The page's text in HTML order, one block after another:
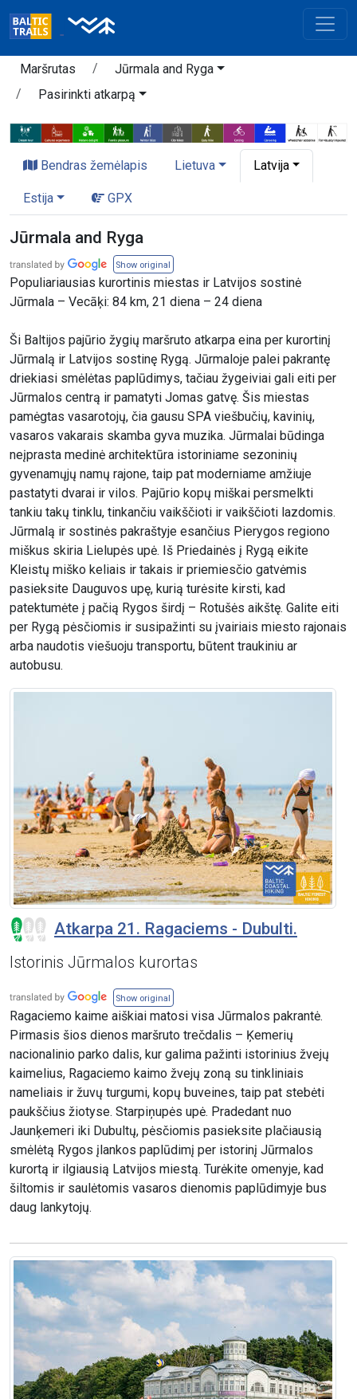
Maršrutas
Jūrmala and Ryga
Pasirinkti atkarpą
Bendras žemėlapis Lietuva Latvija
Estija GPX
Jūrmala and Ryga
Show original
Populiariausias kurortinis miestas ir Latvijos sostinė
Jūrmala – Vecāķi: 84 km, 21 diena – 24 diena
Ši Baltijos pajūrio žygių maršruto atkarpa eina per kurortinį
Jūrmalą ir Latvijos sostinę Rygą. Jūrmaloje palei pakrantę
driekiasi smėlėtas paplūdimys, tačiau žygeiviai gali eiti per
Jūrmalos centrą ir pamatyti Jomas gatvę. Šis miestas
pamėgtas vasarotojų, čia gausu SPA viešbučių, kavinių,
vasaros vakarais skamba gyva muzika. Jūrmalai būdinga
neįprasta medinė architektūra istoriniame sezoninių
gyvenamųjų namų rajone, taip pat moderniame amžiuje
pastatyti dvarai ir vilos. Pajūrio kopų miškai persmelkti
tankiu takų tinklu, tinkančiu vaikščioti ir vaikščioti lazdomis.
Jūrmalą ir sostinės pakraštyje esančius Pierygos regiono
miškus skiria Lielupės upė. Iš Priedainės į Rygą eikite
Kleistų miško keliais ir takais ir priemiesčio gatvėmis
pasieksite Dauguvos upę, kurią turėsite kirsti, kad
patektumėte į pačią Rygos širdį – Rotušės aikštę. Galite eiti
per Rygą pėsčiomis ir susipažinti su įvairiais miesto rajonais
arba naudotis viešuoju transportu, būtent traukiniu ar
autobusu.
Atkarpa 21. Ragaciems - Dubulti.
Istorinis Jūrmalos kurortas
Show original
Ragaciemo kaime aiškiai matosi visa Jūrmalos pakrantė.
Pirmasis šios dienos maršruto trečdalis – Ķemerių
nacionalinio parko dalis, kur galima pažinti istorinius žvejų
kaimelius, Ragaciemo kaimo žvejų zoną su tinkliniais
nameliais ir žuvų turgumi, kopų buveines, taip pat stebėti
paukščius žiotyse. Starpiņupės upė. Pradedant nuo
Jaunķemeri iki Dubultų, pėsčiomis pasieksite plačiausią
smėlėtą Rygos įlankos paplūdimį per istorinį Jūrmalos
kurortą ir ilgiausią Latvijos miestą. Turėkite omenyje, kad
šiltomis ir saulėtomis vasaros dienomis paplūdimyje bus
daug lankytojų.